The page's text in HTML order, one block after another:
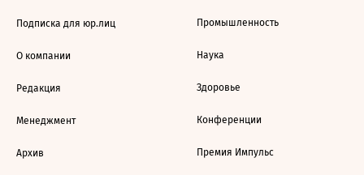
Подписка для юр.лиц
О компании
Редакция
Менеджмент
Архив
Промышленность
Наука
Здоровье
Конференции
Премия Импульс